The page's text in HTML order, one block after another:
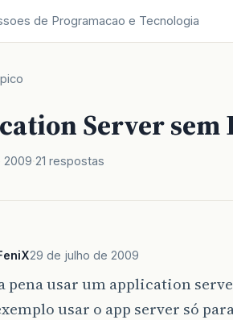
de Programacao e Tecnologia
Server sem
2009 21 respostas
29 de julho de 2009
pena usar um application
usar o app server só